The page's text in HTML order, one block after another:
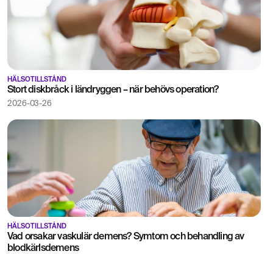
HÄLSOTILLSTÅND
Stort diskbråck i ländryggen – när behövs operation?
2026-03-26
HÄLSOTILLSTÅND
Vad orsakar vaskulär demens? Symtom och behandling av
blodkärlsdemens